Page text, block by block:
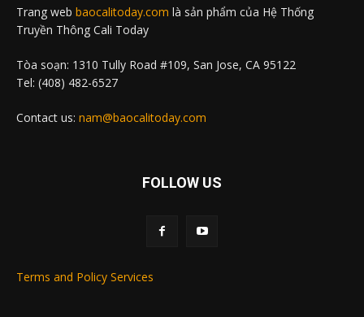
Trang web baocalitoday.com là sản phẩm của Hệ Thống
Truyền Thông Cali Today
Tòa soạn: 1310 Tully Road #109, San Jose, CA 95122
Tel: (408) 482-6527
Contact us: nam@baocalitoday.com
FOLLOW US
Terms and Policy Services